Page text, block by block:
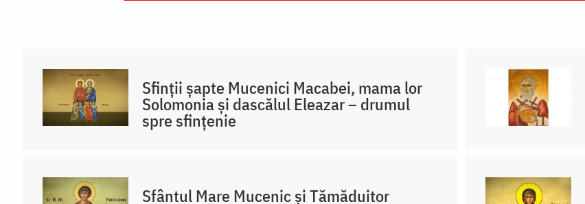
Sfinții șapte Mucenici Macabei, mama lor
Solomonia și dascălul Eleazar – drumul
spre sfințenie
Sfântul Mare Mucenic și Tămăduitor